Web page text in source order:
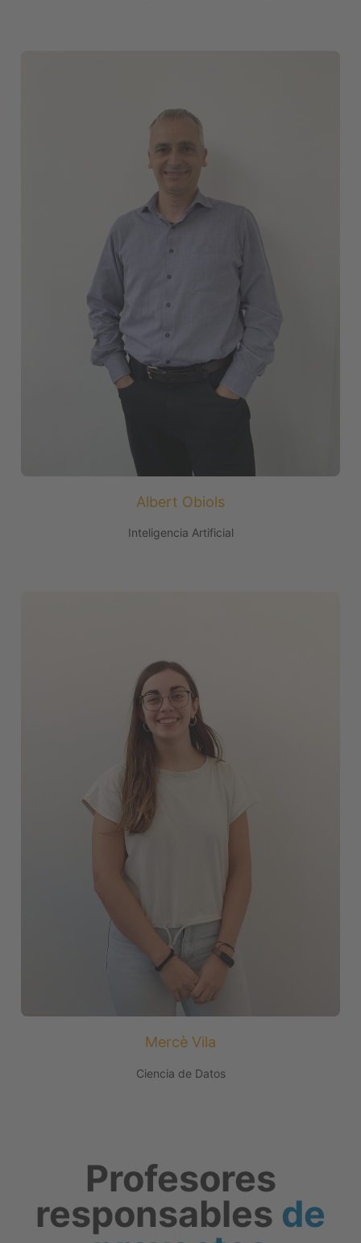
Albert Obiols
Inteligencia Artificial
Mercè Vila
Ciencia de Datos
Profesores
responsables de